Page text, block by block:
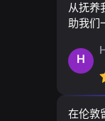
从抚养
助我们
H
在伦敦